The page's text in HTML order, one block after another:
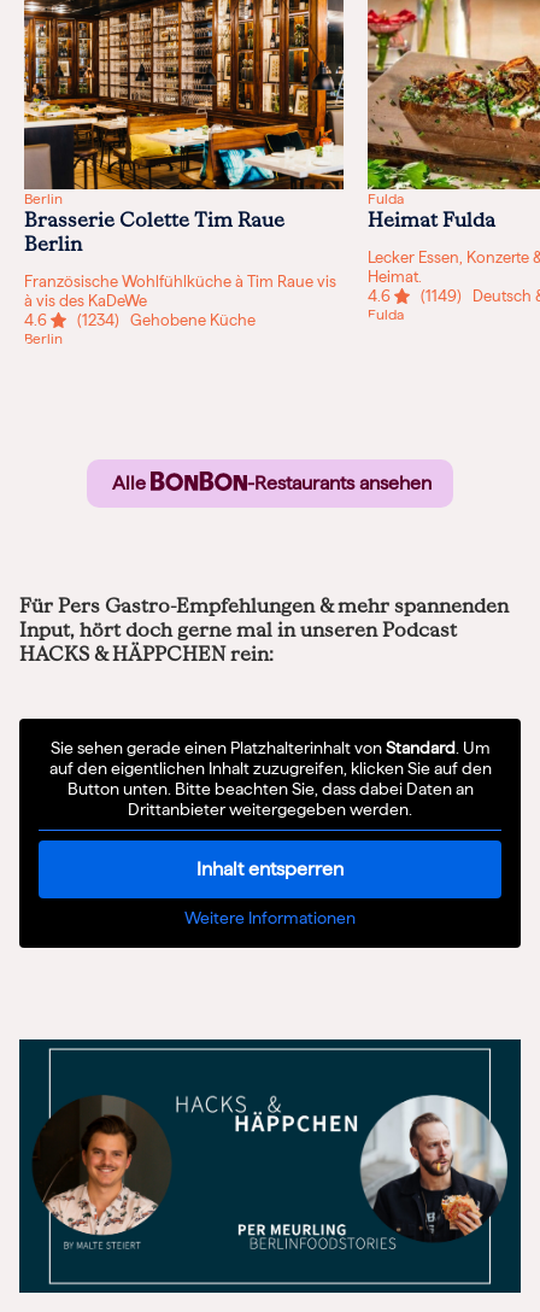
Berlin
Brasserie Colette Tim Raue
Berlin
Französische Wohlfühlküche à Tim Raue vis
à vis des KaDeWe
4.6
(1234) Gehobene Küche
Berlin
Fulda
Heimat Fulda
Lecker Essen, Konzerte
Heimat.
4.6
(1149) Deutsch
Fulda
Alle -Restaurants ansehen
Für Pers Gastro-Empfehlungen & mehr spannenden
Input, hört doch gerne mal in unserenPodcast
HACKS & HÄPPCHENrein:
Sie sehen gerade einen Platzhalterinhalt vonStandard. Um
auf den eigentlichen Inhalt zuzugreifen, klicken Sie auf den
Button unten. Bitte beachten Sie, dass dabei Daten an
Drittanbieter weitergegeben werden.
Inhalt entsperren
Weitere Informationen
Apple Podcasts
Amazon Music